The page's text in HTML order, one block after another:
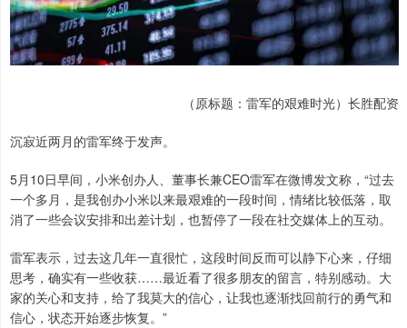
（原标题：雷军的艰难时光）长胜配资
沉寂近两月的雷军终于发声。
5月10日早间，小米创办人、董事长兼CEO雷军在微博发文称，“过去
一个多月，是我创办小米以来最艰难的一段时间，情绪比较低落，取
消了一些会议安排和出差计划，也暂停了一段在社交媒体上的互动。
雷军表示，过去这几年一直很忙，这段时间反而可以静下心来，仔细
思考，确实有一些收获……最近看了很多朋友的留言，特别感动。大
家的关心和支持，给了我莫大的信心，让我也逐渐找回前行的勇气和
信心，状态开始逐步恢复。”